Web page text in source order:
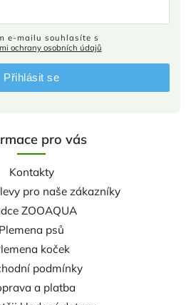
pro vás
Kontakty
pro naše zákazníky
ZOOAQUA
Plemena psů
koček
podmínky
a platba
ochrany osobních údajů
Přihlásit se